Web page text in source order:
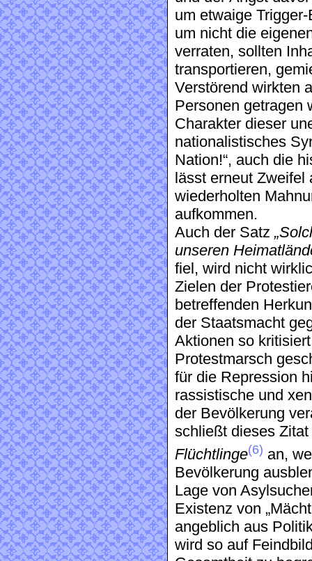
um etwaige
um nicht die
verraten, sollten
transportieren,
Verstörend wirkten
Personen getragen
Charakter dieser
nationalistisches
Nation!“, auch die
lässt erneut
wiederholten
aufkommen.
Auch der Satz
unseren
fiel, wird nicht
Zielen der
betreffenden
der Staatsmacht
Aktionen so
Protestmarsch
für die Repression
rassistische und
der Bevölkerung
schließt dieses
Flüchtlinge(6) an,
Bevölkerung
Lage von
Existenz von
angeblich aus
wird so auf